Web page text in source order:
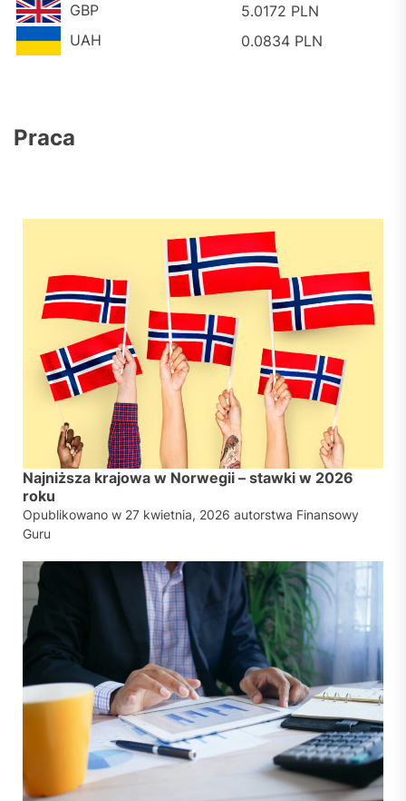
GBP
5.0172 PLN
UAH
0.0834 PLN
Praca
Najniższa krajowa w Norwegii – stawki w 2026
roku
Opublikowano w 27 kwietnia, 2026 autorstwa Finansowy
Guru